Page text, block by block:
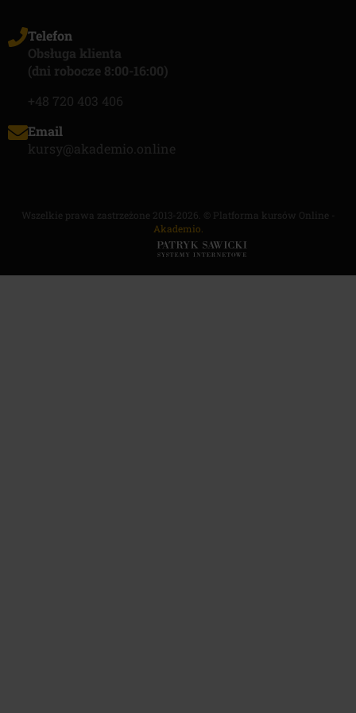
Telefon
Obsługa klienta
(dni robocze 8:00-16:00)
+48 720 403 406
Email
kursy@akademio.online
Wszelkie prawa zastrzeżone 2013-2026. © Platforma kursów Online -
Akademio.